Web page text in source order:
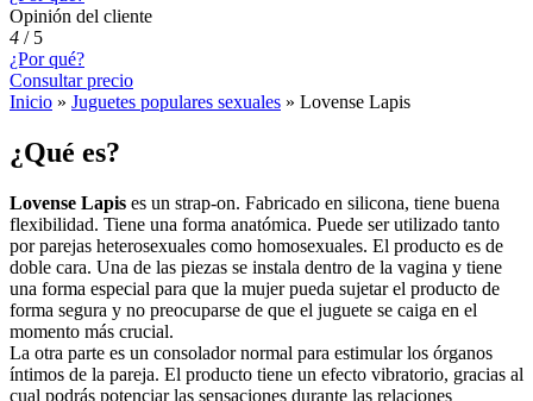
Opinión del cliente
4 / 5
¿Por qué?
Consultar precio
Inicio » Juguetes populares sexuales » Lovense Lapis
¿Qué es?
Lovense Lapis es un strap-on. Fabricado en silicona, tiene buena
flexibilidad. Tiene una forma anatómica. Puede ser utilizado tanto
por parejas heterosexuales como homosexuales. El producto es de
doble cara. Una de las piezas se instala dentro de la vagina y tiene
una forma especial para que la mujer pueda sujetar el producto de
forma segura y no preocuparse de que el juguete se caiga en el
momento más crucial.
La otra parte es un consolador normal para estimular los órganos
íntimos de la pareja. El producto tiene un efecto vibratorio, gracias al
cual podrás potenciar las sensaciones durante las relaciones